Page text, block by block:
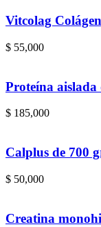
Vitcolag
$ 55,000
Proteína aislada
$ 185,000
Calplus de 700
$ 50,000
Creatina